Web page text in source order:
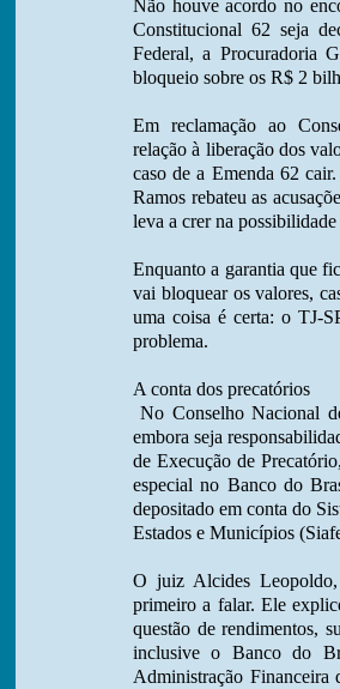
Não houve acordo no
Constitucional 62 seja
Federal, a Procuradoria
bloqueio sobre os R$ 2
Em reclamação ao
relação à liberação dos
caso de a Emenda 62
Ramos rebateu as
leva a crer na
Enquanto a garantia que
vai bloquear os valores,
uma coisa é certa: o TJ-
problema.
A conta dos precatórios
No Conselho Nacional
embora seja
de Execução de
especial no Banco do
depositado em conta do
Estados e Municípios
O juiz Alcides
primeiro a falar. Ele
questão de rendimentos,
inclusive o Banco do
Administração Financeira